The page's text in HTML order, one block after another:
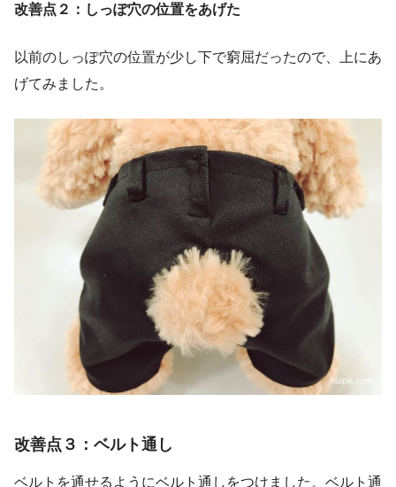
改善点２：しっぽ穴の位置をあげた
以前のしっぽ穴の位置が少し下で窮屈だったので、上にあ
げてみました。
改善点３：ベルト通し
ベルトを通せるようにベルト通しをつけました。ベルト通